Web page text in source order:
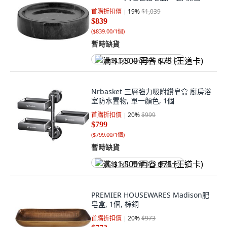
首購折扣價 19%$1,039
$839
($839.00/1個)
暫時缺貨
满 $1,500 再省 $75 (王道卡)
Nrbasket 三層強力吸附鑽皂盒 廚房浴
室防水置物, 單一顏色, 1個
首購折扣價 20%$999
$799
($799.00/1個)
暫時缺貨
满 $1,500 再省 $75 (王道卡)
PREMIER HOUSEWARES Madison肥
皂盒, 1個, 棕銅
首購折扣價 20%$973